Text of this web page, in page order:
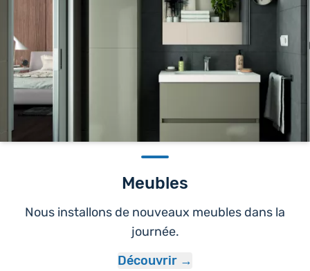
Meubles
Nous installons de nouveaux meubles dans la
journée.
Découvrir